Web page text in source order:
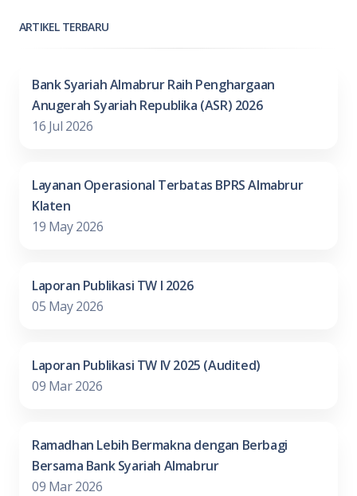
ARTIKEL TERBARU
Bank Syariah Almabrur Raih Penghargaan
Anugerah Syariah Republika (ASR) 2026
16 Jul 2026
Layanan Operasional Terbatas BPRS Almabrur
Klaten
19 May 2026
Laporan Publikasi TW I 2026
05 May 2026
Laporan Publikasi TW IV 2025 (Audited)
09 Mar 2026
Ramadhan Lebih Bermakna dengan Berbagi
Bersama Bank Syariah Almabrur
09 Mar 2026